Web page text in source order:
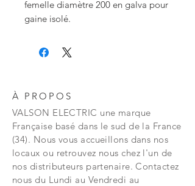
femelle diamètre 200 en galva pour
gaine isolé.
À PROPOS
VALSON ELECTRIC une marque
Française basé dans le sud de la France
(34). Nous vous accueillons dans nos
locaux ou retrouvez nous chez l'un de
nos distributeurs partenaire. Contactez
nous du Lundi au Vendredi au